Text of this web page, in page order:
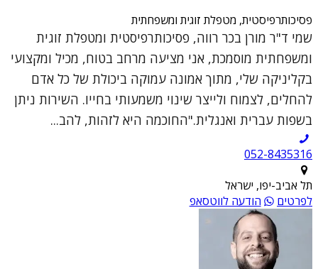
פסיכותרפיסטית, מטפלת זוגית ומשפחתית
שמי ד"ר מורן בכר רווה, פסיכותרפיסטית ומטפלת זוגית
ומשפחתית מוסמכת, אני מציעה מרחב בטוח, מכיל ומקצועי
בקליניקה שלי, מתוך אמונה עמוקה ביכולת של כל אדם
להחלים, לצמוח ולייצר שינוי משמעותי בחייו. השירות ניתן
בשפות עברית ואנגלית."החוכמה היא לזהות, להב...
052-8435316
תל אביב-יפו, ישראל
לפרטים
הודעה לווטסאפ